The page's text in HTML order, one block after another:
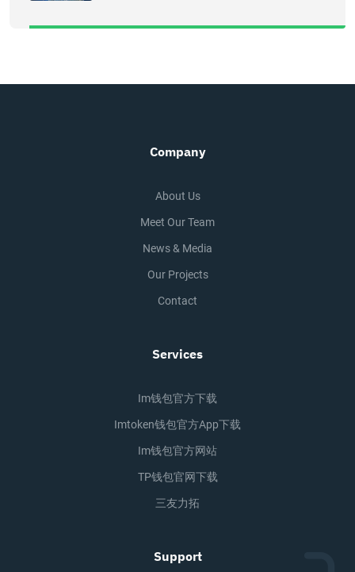
Company
About Us
Meet Our Team
News & Media
Our Projects
Contact
Services
Im钱包官方下载
Imtoken钱包官方app下载
Im钱包官方网站
TP钱包官网下载
三友力拓
Support